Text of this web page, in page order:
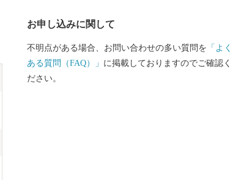
お申し込みに関して
不明点がある場合、お問い合わせの多い質問を 「よく
ある質問（FAQ）」 に掲載しておりますのでご確認く
ださい。